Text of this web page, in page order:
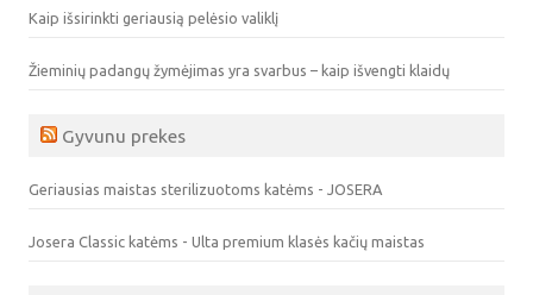
Kaip išsirinkti geriausią pelėsio valiklį
Žieminių padangų žymėjimas yra svarbus – kaip išvengti klaidų
Gyvunu prekes
Geriausias maistas sterilizuotoms katėms - JOSERA
Josera Classic katėms - Ulta premium klasės kačių maistas